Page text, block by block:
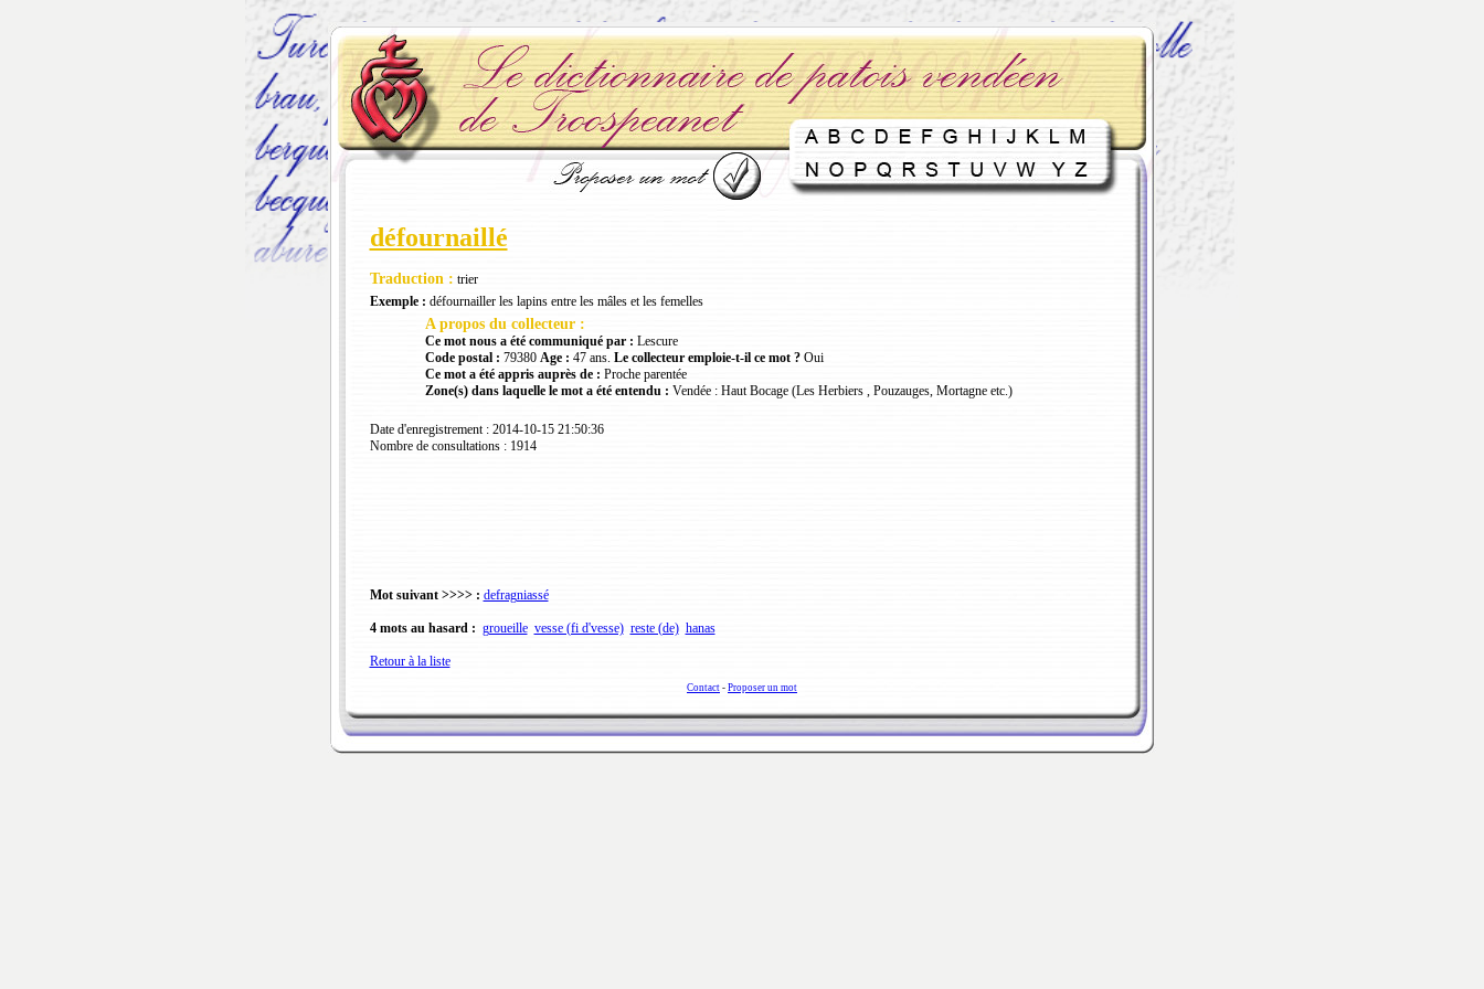
défournaillé
Traduction : trier
Exemple : défournailler les lapins entre les mâles et les femelles
A propos du collecteur :
Ce mot nous a été communiqué par : Lescure
Code postal : 79380 Age : 47 ans. Le collecteur emploie-t-il ce mot ?Oui
Ce mot a été appris auprès de : Proche parentée
Zone(s) dans laquelle le mot a été entendu : Vendée : Haut Bocage (Les Herbiers , Pouzauges, Mortagne etc.)
Date d'enregistrement : 2014-10-15 21:50:36
Nombre de consultations : 1914
Mot suivant >>>> : defragniassé
4 mots au hasard : groueille vesse (fi d'vesse) reste (de) hanas
Retour à la liste
Contact - Proposer un mot